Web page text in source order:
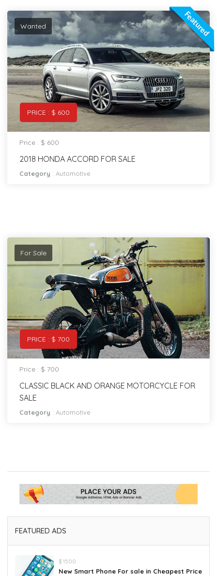
Featured
PRICE : $ 600
Wanted
Price : $ 600
2018 HONDA ACCORD FOR SALE
Category : Automotive
PRICE : $ 700
For Sale
Price : $ 700
CLASSIC BLACK AND ORANGE MOTORCYCLE FOR
SALE
Category : Automotive
FEATURED ADS
$ 1500
New Smart Phone For sale in Cheapest Price